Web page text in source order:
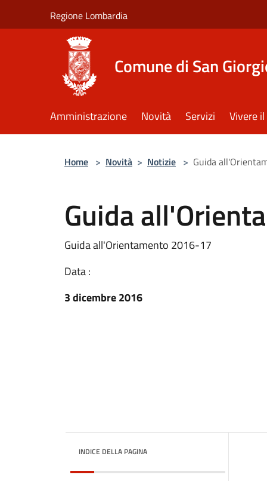
Regione Lombardia
Comune di San
Amministrazione Novità Servizi Vivere
Home > Novità > Notizie > Guida
Guida
Guida all'Orientamento 2016-17
Data :
3 dicembre 2016
INDICE DELLA PAGINA